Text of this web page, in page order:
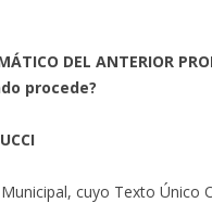
DEL ANTERIOR
procede?
cuyo Texto